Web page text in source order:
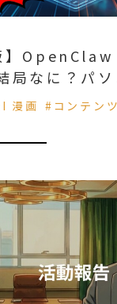
OpenClaw
なに？パソ
もわかる「AI
画 #コンテンツ